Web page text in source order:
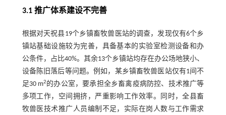
3.1 推广体系建设不完善
根据对天祝县19个乡镇畜牧兽医站的调查，发现仅有6个乡
镇站基础设施较为完善，具备基本的实验室检测设备和办
公条件，占比40%。其余13个乡镇站均存在办公场地狭小、
设备陈旧落后等问题。例如，某乡镇畜牧兽医站仅有1间不
足30 m2 的办公室，要承担全乡畜禽疫病防控、技术推广等
多项工作，空间拥挤，严重影响工作效率。同时，全县畜
牧兽医技术推广人员编制不足，实际在岗人数与工作需求